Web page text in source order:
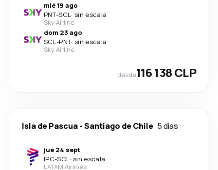
mié 19 ago
PNT-SCL· sin escala
Sky Airline
dom 23 ago
SCL-PNT· sin escala
Sky Airline
desde116 138 CLP
Isla de Pascua-Santiago de Chile 5 días
jue 24 sept
IPC-SCL· sin escala
LATAM Airlines